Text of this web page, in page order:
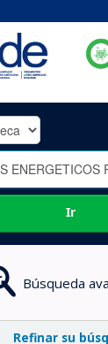
Ir
Búsqueda
Refinar su